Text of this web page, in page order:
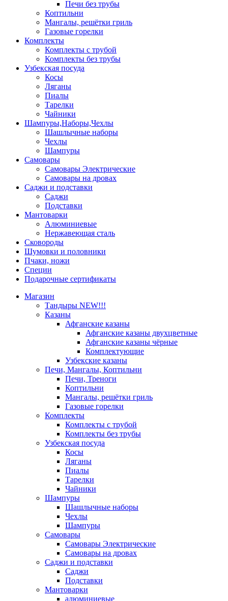
Печи без трубы
Коптильни
Мангалы, решётки гриль
Газовые горелки
Комплекты
Комплекты с трубой
Комплекты без трубы
Узбекская посуда
Косы
Ляганы
Пиалы
Тарелки
Чайники
Шампуры,Наборы,Чехлы
Шашлычные наборы
Чехлы
Шампуры
Самовары
Самовары Электрические
Самовары на дровах
Саджи и подставки
Саджи
Подставки
Мантоварки
Алюминиевые
Нержавеющая сталь
Сковороды
Шумовки и половники
Пчаки, ножи
Специи
Подарочные сертификаты
Магазин
Тандыры NEW!!!
Казаны
Афганские казаны
Афганские казаны двухцветные
Афганские казаны чёрные
Комплектующие
Узбекские казаны
Печи, Мангалы, Коптильни
Печи, Треноги
Коптильни
Мангалы, решётки гриль
Газовые горелки
Комплекты
Комплекты с трубой
Комплекты без трубы
Узбекская посуда
Косы
Ляганы
Пиалы
Тарелки
Чайники
Шампуры
Шашлычные наборы
Чехлы
Шампуры
Самовары
Самовары Электрические
Самовары на дровах
Саджи и подставки
Саджи
Подставки
Мантоварки
алюминиевые